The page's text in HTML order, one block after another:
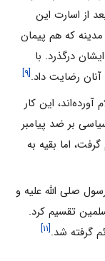
از اسارت این
مدینه که هم پیمان
درگذرد. با
آنان رضایت داد.[۹]
این کار
بر ضد پیامبر
اما بقیه به
صلی الله علیه و
تقسیم کرد.
گرفته شد.[۱۱]